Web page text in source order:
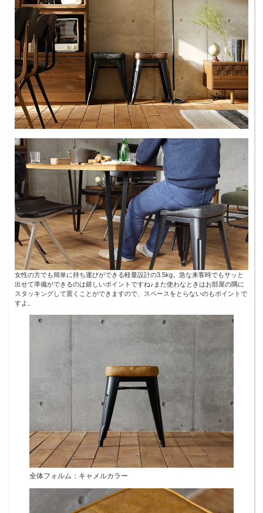
女性の方でも簡単に持ち運びができる軽量設計の3.5kg。急な来客時でもサッと
出せて準備ができるのは嬉しいポイントですね♪また使わなときはお部屋の隅に
スタッキングして置くことができますので、スペースをとらないのもポイントで
すよ。
全体フォルム：キャメルカラー